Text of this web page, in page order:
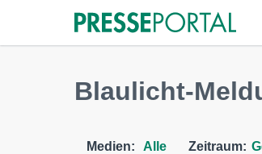
Blaulicht-
Medien: Alle Zeitraum: